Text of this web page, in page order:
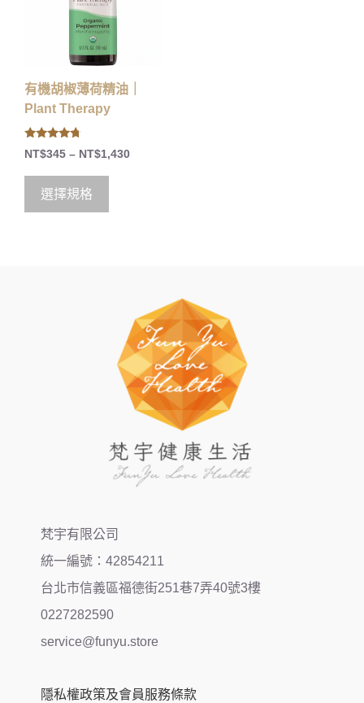
有機胡椒薄荷精油｜
Plant Therapy
4.50
out of 5
NT$345 – NT$1,430
選擇規格
梵宇有限公司
統一編號：42854211
台北市信義區福德街251巷7弄40號3樓
0227282590
service@funyu.store
隱私權政策及會員服務條款